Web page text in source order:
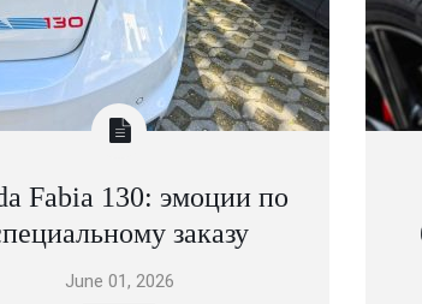
Fabia 130: эмоции по
заказу
June 01, 2026